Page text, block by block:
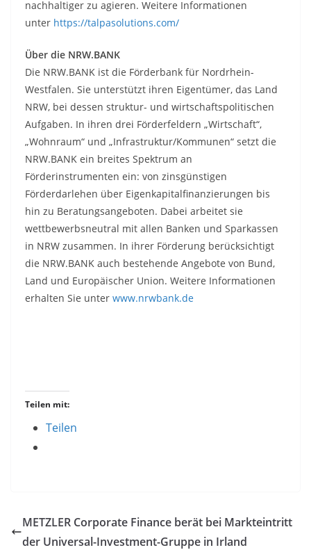
nachhaltiger zu agieren. Weitere Informationen
unter https://talpasolutions.com/
Über die NRW.BANK
Die NRW.BANK ist die Förderbank für Nordrhein-
Westfalen. Sie unterstützt ihren Eigentümer, das Land
NRW, bei dessen struktur- und wirtschaftspolitischen
Aufgaben. In ihren drei Förderfeldern „Wirtschaft“,
„Wohnraum“ und „Infrastruktur/Kommunen“ setzt die
NRW.BANK ein breites Spektrum an
Förderinstrumenten ein: von zinsgünstigen
Förderdarlehen über Eigenkapitalfinanzierungen bis
hin zu Beratungsangeboten. Dabei arbeitet sie
wettbewerbsneutral mit allen Banken und Sparkassen
in NRW zusammen. In ihrer Förderung berücksichtigt
die NRW.BANK auch bestehende Angebote von Bund,
Land und Europäischer Union. Weitere Informationen
erhalten Sie unter www.nrwbank.de
Teilen mit:
Teilen
METZLER Corporate Finance berät bei Markteintritt
der Universal-Investment-Gruppe in Irland